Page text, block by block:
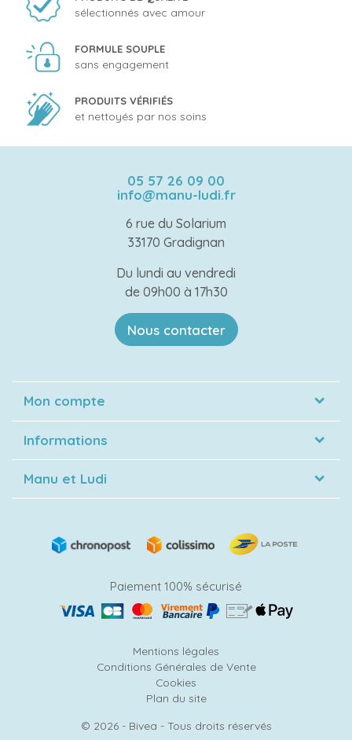
sélectionnés avec amour
FORMULE SOUPLE
sans engagement
PRODUITS VÉRIFIÉS
et nettoyés par nos soins
05 57 26 09 00
info@manu-ludi.fr
6 rue du Solarium
33170 Gradignan
Du lundi au vendredi
de 09h00 à 17h30
Nous contacter
Mon compte
Informations
Manu et Ludi
Paiement 100% sécurisé
Mentions légales
Conditions Générales de Vente
Cookies
Plan du site
© 2026 - Bivea - Tous droits réservés